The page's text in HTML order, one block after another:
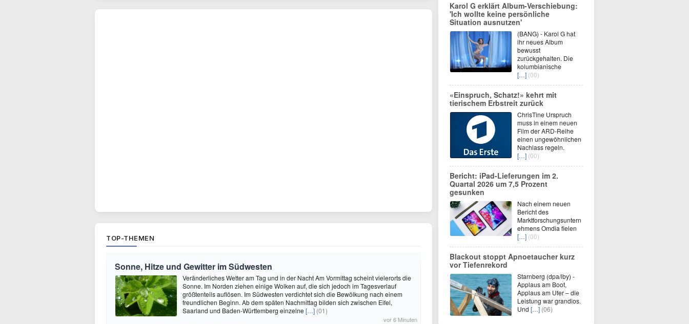
TOP-THEMEN
Sonne, Hitze und Gewitter im Südwesten
Veränderliches Wetter am Tag und in der Nacht Am Vormittag scheint vielerorts die
Sonne. Im Norden ziehen einige Wolken auf, die sich jedoch im Tagesverlauf
größtenteils auflösen. Im Südwesten verdichtet sich die Bewölkung nach einem
freundlichen Beginn. Ab dem späten Nachmittag bilden sich zwischen Eifel,
Saarland und Baden-Württemberg einzelne […] (01)
vor 6 Minuten
Karol G erklärt Album-Verschiebung:
'Ich wollte keine persönliche
Situation ausnutzen'
(BANG) - Karol G hat
ihr neues Album
bewusst
zurückgehalten. Die
kolumbianische
[…] (00)
«Einspruch, Schatz!» kehrt mit
tierischem Erbstreit zurück
ChrisTine Urspruch
muss in einem neuen
Film der ARD-Reihe
einen ungewöhnlichen
Nachlass regeln.
[…] (00)
Bericht: iPad-Lieferungen im 2.
Quartal 2026 um 7,5 Prozent
gesunken
Nach einem neuen
Bericht des
Marktforschungsuntern
ehmens Omdia fielen
[…] (00)
Blackout stoppt Apnoetaucher kurz
vor Tiefenrekord
Starnberg (dpa/lby) -
Applaus am Boot,
Applaus am Ufer – die
Leistung war grandios.
Und […] (06)